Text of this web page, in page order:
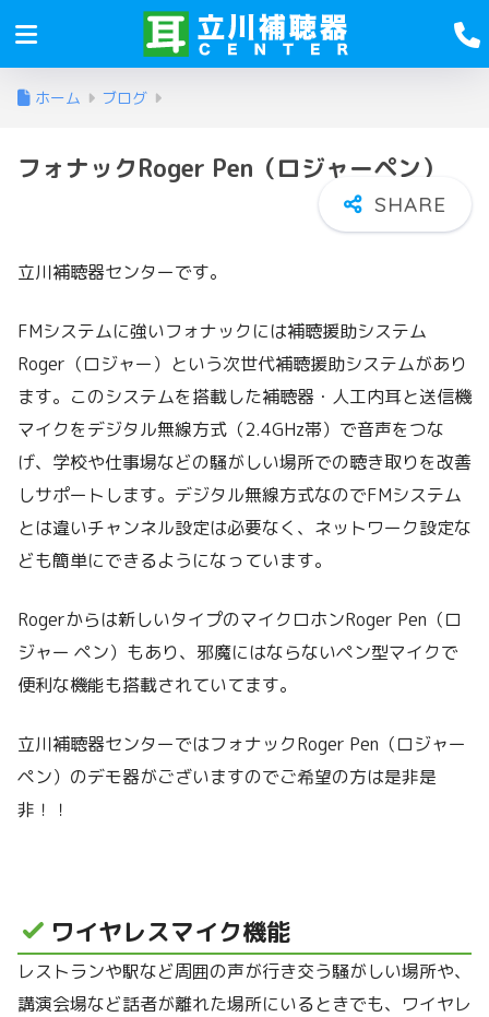
ホーム ブログ
フォナックRoger Pen（ロジャーペン）
立川補聴器センターです。
FMシステムに強いフォナックには補聴援助システム
Roger（ロジャー）という次世代補聴援助システムがあり
ます。このシステムを搭載した補聴器・人工内耳と送信機
マイクをデジタル無線方式（2.4GHz帯）で音声をつな
げ、学校や仕事場などの騒がしい場所での聴き取りを改善
しサポートします。デジタル無線方式なのでFMシステム
とは違いチャンネル設定は必要なく、ネットワーク設定な
ども簡単にできるようになっています。
Rogerからは新しいタイプのマイクロホンRoger Pen（ロ
ジャー ペン）もあり、邪魔にはならないペン型マイクで
便利な機能も搭載されていてます。
立川補聴器センターではフォナックRoger Pen（ロジャー
ペン）のデモ器がございますのでご希望の方は是非是
非！！
ワイヤレスマイク機能
レストランや駅など周囲の声が行き交う騒がしい場所や、
講演会場など話者が離れた場所にいるときでも、ワイヤレ